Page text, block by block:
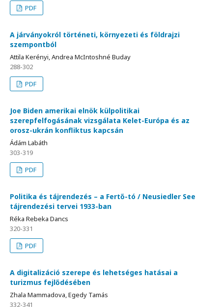
PDF
A járványokról történeti, környezeti és földrajzi
szempontból
Attila Kerényi, Andrea McIntoshné Buday
288-302
PDF
Joe Biden amerikai elnök külpolitikai
szerepfelfogásának vizsgálata Kelet-Európa és az
orosz-ukrán konfliktus kapcsán
Ádám Labáth
303-319
PDF
Politika és tájrendezés – a Fertő-tó / Neusiedler See
tájrendezési tervei 1933-ban
Réka Rebeka Dancs
320-331
PDF
A digitalizáció szerepe és lehetséges hatásai a
turizmus fejlődésében
Zhala Mammadova, Egedy Tamás
332-341